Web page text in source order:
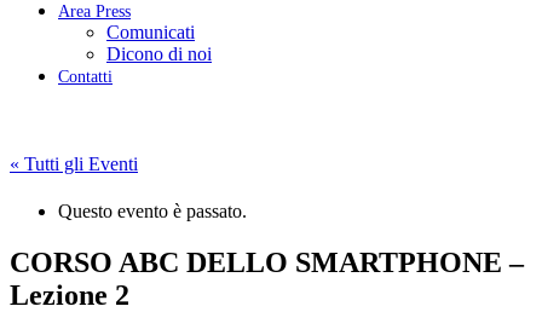
Area Press
Comunicati
Dicono di noi
Contatti
« Tutti gli Eventi
Questo evento è passato.
CORSO ABC DELLO SMARTPHONE –
Lezione 2